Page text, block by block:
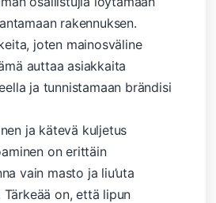
rakennuksen.
joten mainosväline
auttaa asiakkaita
ja tunnistamaan brändisi
ja kätevä kuljetus
on erittäin
vain masto ja liu’uta
Tärkeää on, että lipun